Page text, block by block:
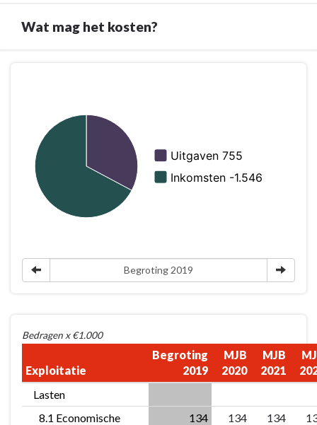
Wat mag het kosten?
Programma
Economische
kosten?
Begroting 2019
Bedragen x €1.000
Exploitatie
Begroting
2019
MJB
2020
MJB
2021
Lasten
8.1 Economische
134 134 134